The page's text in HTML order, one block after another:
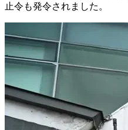
止令も発令されました。